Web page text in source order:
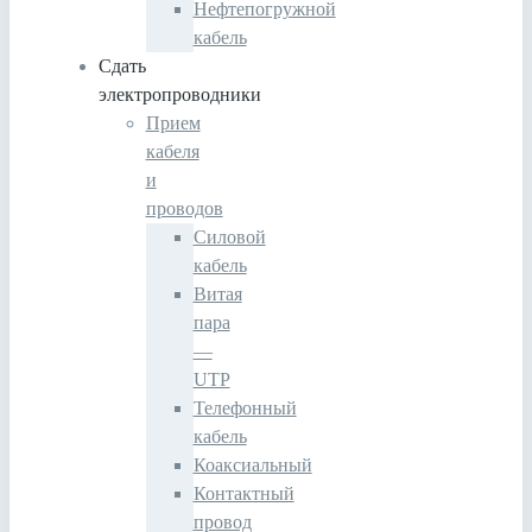
Нефтепогружной
кабель
Сдать
электропроводники
Прием
кабеля
и
проводов
Силовой
кабель
Витая
пара
—
UTP
Телефонный
кабель
Коаксиальный
Контактный
провод